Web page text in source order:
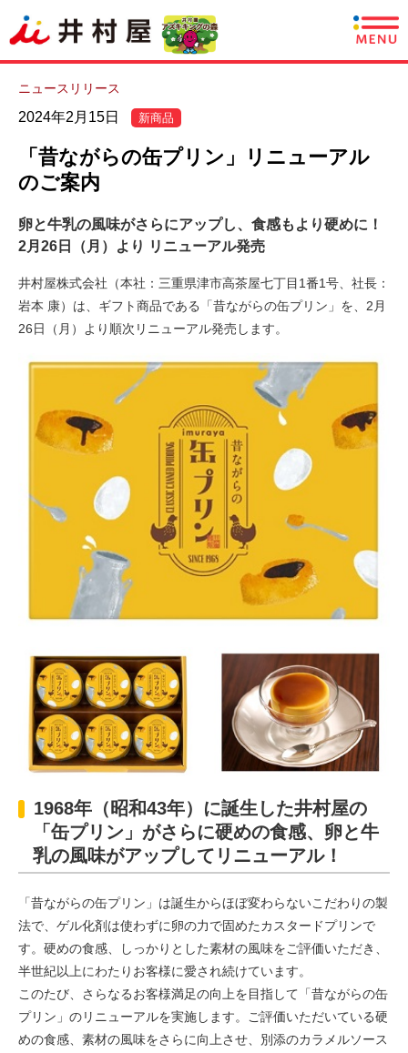
商品情報
あずきについて
CSR情報
採用情報
English
Chinese
ニュースリリース
2024年2月15日 新商品
「昔ながらの缶プリン」リニューアル
のご案内
卵と牛乳の風味がさらにアップし、食感もより硬めに！
2月26日（月）より リニューアル発売
井村屋株式会社（本社：三重県津市高茶屋七丁目1番1号、社長：
岩本 康）は、ギフト商品である「昔ながらの缶プリン」を、2月
26日（月）より順次リニューアル発売します。
1968年（昭和43年）に誕生した井村屋の
「缶プリン」がさらに硬めの食感、卵と牛
乳の風味がアップしてリニューアル！
「昔ながらの缶プリン」は誕生からほぼ変わらないこだわりの製
法で、ゲル化剤は使わずに卵の力で固めたカスタードプリンで
す。硬めの食感、しっかりとした素材の風味をご評価いただき、
半世紀以上にわたりお客様に愛され続けています。
このたび、さらなるお客様満足の向上を目指して「昔ながらの缶
プリン」のリニューアルを実施します。ご評価いただいている硬
めの食感、素材の風味をさらに向上させ、別添のカラメルソース